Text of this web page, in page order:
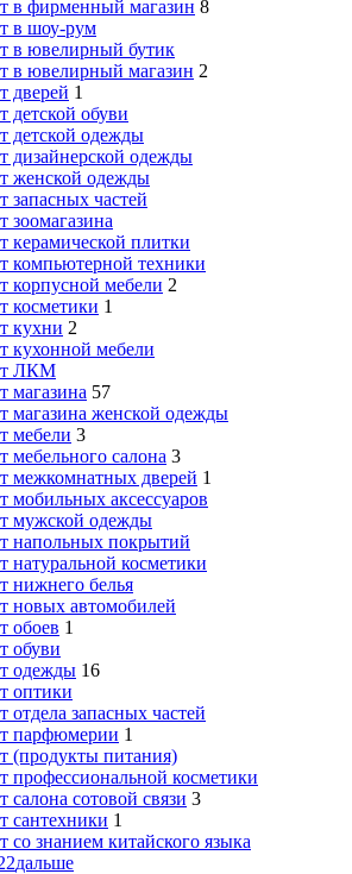
в фирменный магазин 8
в шоу-рум
в ювелирный бутик
в ювелирный магазин 2
дверей 1
детской обуви
детской одежды
дизайнерской одежды
женской одежды
запасных частей
зоомагазина
керамической плитки
компьютерной техники
корпусной мебели 2
косметики 1
кухни 2
кухонной мебели
ЛКМ
магазина 57
магазина женской одежды
мебели 3
мебельного салона 3
межкомнатных дверей 1
мобильных аксессуаров
мужской одежды
напольных покрытий
натуральной косметики
нижнего белья
новых автомобилей
обоев 1
обуви
одежды 16
оптики
отдела запасных частей
парфюмерии 1
(продукты питания)
профессиональной косметики
салона сотовой связи 3
сантехники 1
со знанием китайского языка
дальше